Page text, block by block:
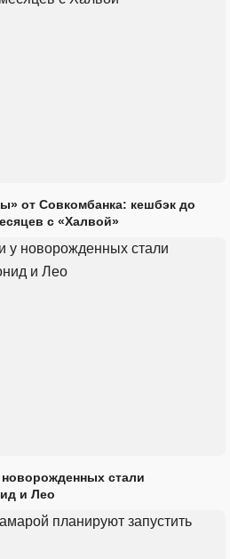
от Совкомбанка: кешбэк до
с «Халвой»
стали
и Лео